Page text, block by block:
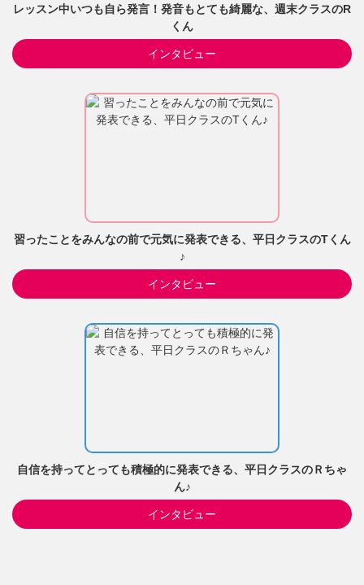
レッスン中いつも自ら発言！発音もとても綺麗な、週末クラスのR
くん
インタビュー
習ったことをみんなの前で元気に発表できる、平日クラスのTくん
♪
インタビュー
自信を持ってとっても積極的に発表できる、平日クラスのＲちゃ
ん♪
インタビュー